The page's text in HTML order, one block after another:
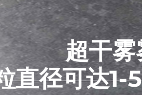
超干
直径可达1-